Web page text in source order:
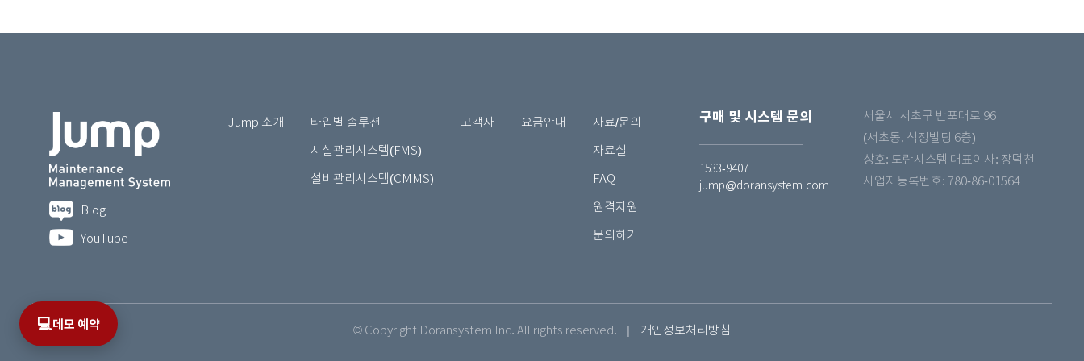
Blog
YouTube
Jump 소개 타입별 솔루션
시설관리시스템(FMS)
설비관리시스템(CMMS)
고객사 요금안내 자료/문의
자료실
FAQ
원격지원
문의하기
구매 및 시스템 문의
1533-9407
jump@doransystem.com
서울시 서초구 반포대로 96
(서초동, 석정빌딩 6층)
상호: 도란시스템 대표이사: 장덕천
사업자등록번호: 780-86-01564
© Copyright Doransystem Inc. All rights reserved. 개인정보처리방침
💻데모 예약